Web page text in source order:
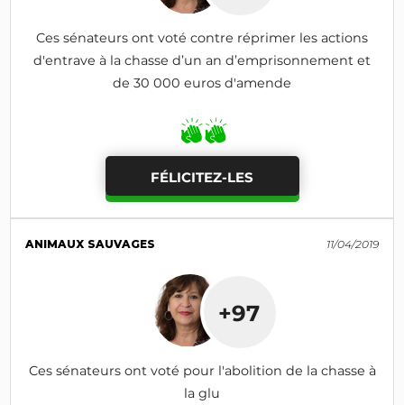
Ces sénateurs ont voté contre réprimer les actions
d'entrave à la chasse d’un an d’emprisonnement et
de 30 000 euros d'amende
FÉLICITEZ-LES
ANIMAUX SAUVAGES 11/04/2019
+97
Ces sénateurs ont voté pour l'abolition de la chasse à
la glu